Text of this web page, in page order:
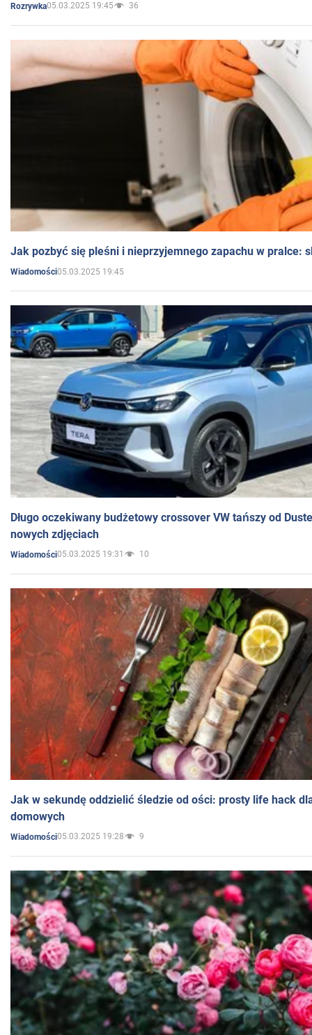
Rozrywka05.03.2025 19:45 36
Jak pozbyć się pleśni i nieprzyjemnego zapachu w pralce:
Wiadomości05.03.2025 19:45
Długo oczekiwany budżetowy crossover VW tańszy od
nowych zdjęciach
Wiadomości05.03.2025 19:31 10
Jak w sekundę oddzielić śledzie od ości: prosty life hack
domowych
Wiadomości05.03.2025 19:28 9